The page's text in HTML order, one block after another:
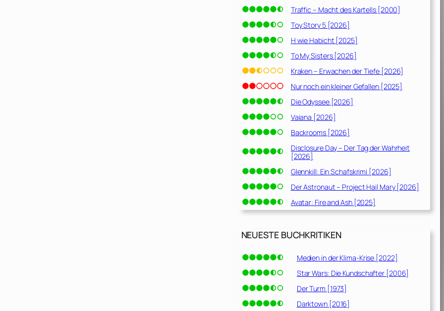
Traffic – Macht des Kartells [2000]
Toy Story 5 [2026]
H wie Habicht [2025]
To My Sisters [2026]
Kraken – Erwachen der Tiefe [2026]
Nur noch ein kleiner Gefallen [2025]
Die Odyssee [2026]
Vaiana [2026]
Backrooms [2026]
Disclosure Day – Der Tag der Wahrheit
[2026]
Glennkill: Ein Schafskrimi [2026]
Der Astronaut – Project Hail Mary [2026]
Avatar: Fire and Ash [2025]
NEUESTE BUCHKRITIKEN
Medien in der Klima-Krise [2022]
Star Wars: Die Kundschafter [2006]
Der Turm [1973]
Darktown [2016]